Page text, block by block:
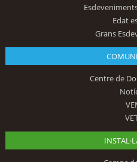
Edat
Grans
Centre de